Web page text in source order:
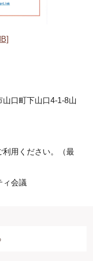
口町下山口4-1-8山
利用ください。（最
ィ会議